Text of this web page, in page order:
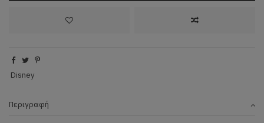
Disney
Περιγραφή